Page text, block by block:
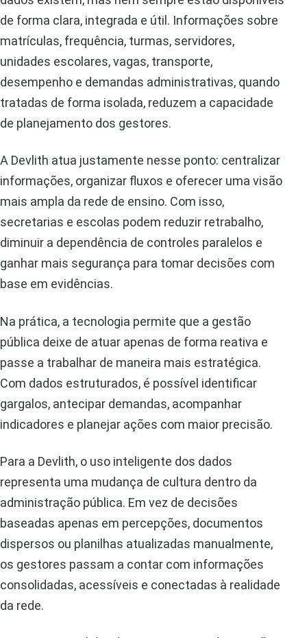
de forma clara, integrada e útil. Informações sobre
matrículas, frequência, turmas, servidores,
unidades escolares, vagas, transporte,
desempenho e demandas administrativas, quando
tratadas de forma isolada, reduzem a capacidade
de planejamento dos gestores.
A Devlith atua justamente nesse ponto: centralizar
informações, organizar fluxos e oferecer uma visão
mais ampla da rede de ensino. Com isso,
secretarias e escolas podem reduzir retrabalho,
diminuir a dependência de controles paralelos e
ganhar mais segurança para tomar decisões com
base em evidências.
Na prática, a tecnologia permite que a gestão
pública deixe de atuar apenas de forma reativa e
passe a trabalhar de maneira mais estratégica.
Com dados estruturados, é possível identificar
gargalos, antecipar demandas, acompanhar
indicadores e planejar ações com maior precisão.
Para a Devlith, o uso inteligente dos dados
representa uma mudança de cultura dentro da
administração pública. Em vez de decisões
baseadas apenas em percepções, documentos
dispersos ou planilhas atualizadas manualmente,
os gestores passam a contar com informações
consolidadas, acessíveis e conectadas à realidade
da rede.